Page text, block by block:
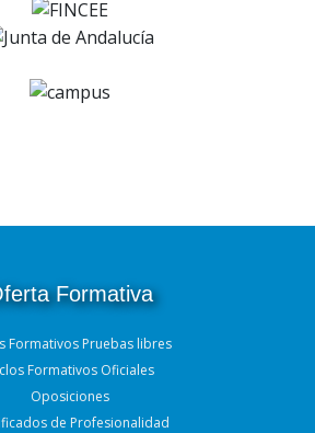
Formativa
Formativos Pruebas libres
Formativos Oficiales
Oposiciones
de Profesionalidad